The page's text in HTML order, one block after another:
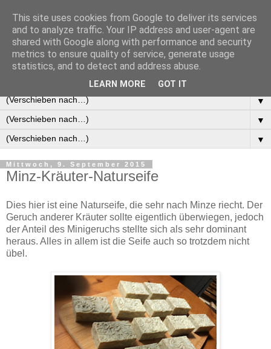
It's your mind that creates this world
▼
▼
▼
Mittwoch, 9. September 2015
Minz-Kräuter-Naturseife
Dies hier ist eine Naturseife, die sehr nach Minze riecht. Der
Geruch anderer Kräuter sollte eigentlich überwiegen, jedoch
der Anteil des Minigeruchs stellte sich als sehr dominant
heraus. Alles in allem ist die Seife auch so trotzdem nicht
übel.
This site uses cookies from Google to deliver its services
and to analyze traffic. Your IP address and user-agent are
shared with Google along with performance and security
metrics to ensure quality of service, generate usage
statistics, and to detect and address abuse.
LEARN MORE GOT IT